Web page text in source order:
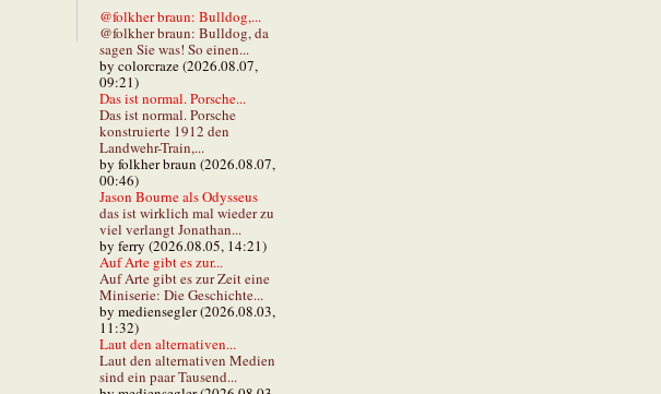
@folkher braun: Bulldog,...
@folkher braun: Bulldog, da
sagen Sie was! So einen...
by colorcraze (2026.08.07,
09:21)
Das ist normal. Porsche...
Das ist normal. Porsche
konstruierte 1912 den
Landwehr-Train,...
by folkher braun (2026.08.07,
00:46)
Jason Bourne als Odysseus
das ist wirklich mal wieder zu
viel verlangt Jonathan...
by ferry (2026.08.05, 14:21)
Auf Arte gibt es zur...
Auf Arte gibt es zur Zeit eine
Miniserie: Die Geschichte...
by mediensegler (2026.08.03,
11:32)
Laut den alternativen...
Laut den alternativen Medien
sind ein paar Tausend...